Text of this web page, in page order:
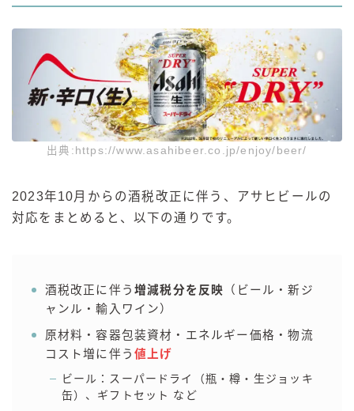
出典:https://www.asahibeer.co.jp/enjoy/beer/
2023年10月からの酒税改正に伴う、アサヒビールの
対応をまとめると、以下の通りです。
酒税改正に伴う 増減税分を反映 （ビール・新ジ
ャンル・輸入ワイン）
原材料・容器包装資材・エネルギー価格・物流
コスト増に伴う 値上げ
ビール：スーパードライ（瓶・樽・生ジョッキ
缶）、ギフトセット など